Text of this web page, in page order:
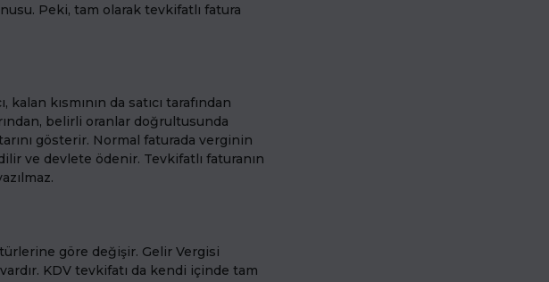
Peki, tam olarak tevkifatlı fatura
kısmının da satıcı tarafından
belirli oranlar doğrultusunda
gösterir. Normal faturada verginin
ve devlete ödenir. Tevkifatlı faturanın
göre değişir. Gelir Vergisi
KDV tevkifatı da kendi içinde tam